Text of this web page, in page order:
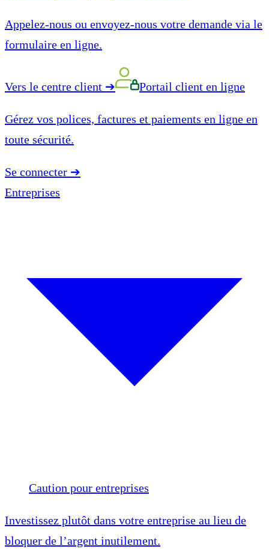
Appelez-nous ou envoyez-nous votre demande via le
formulaire en ligne.
Vers le centre client ➔ Portail client en ligne
Gérez vos polices, factures et paiements en ligne en
toute sécurité.
Se connecter ➔
Entreprises
Caution pour entreprises
Investissez plutôt dans votre entreprise au lieu de
bloquer de l’argent inutilement.